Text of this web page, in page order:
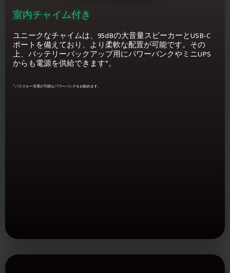
室内チャイム付き
ユニークなチャイムは、95dBの大音量スピーカーとUSB-C
ポートを備えており、より柔軟な配置が可能です。その
上、バッテリーバックアップ用にパワーバンクやミニUPS
からも電源を供給できます*。
* パススルー充電が可能なパワーバンクをお勧めます。